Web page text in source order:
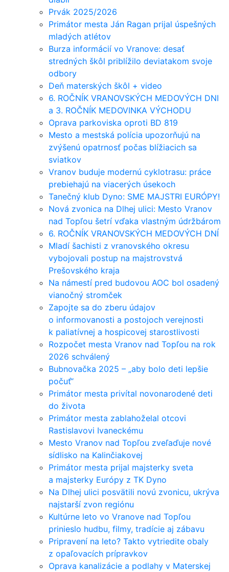
Prvák 2025/2026
Primátor mesta Ján Ragan prijal úspešných
mladých atlétov
Burza informácií vo Vranove: desať
stredných škôl priblížilo deviatakom svoje
odbory
Deň materských škôl + video
6. ROČNÍK VRANOVSKÝCH MEDOVÝCH DNI
a 3. ROČNÍK MEDOVINKA VÝCHODU
Oprava parkoviska oproti BD 819
Mesto a mestská polícia upozorňujú na
zvýšenú opatrnosť počas blížiacich sa
sviatkov
Vranov buduje modernú cyklotrasu: práce
prebiehajú na viacerých úsekoch
Tanečný klub Dyno: SME MAJSTRI EURÓPY!
Nová zvonica na Dlhej ulici: Mesto Vranov
nad Topľou šetrí vďaka vlastným údržbárom
6. ROČNÍK VRANOVSKÝCH MEDOVÝCH DNÍ
Mladí šachisti z vranovského okresu
vybojovali postup na majstrovstvá
Prešovského kraja
Na námestí pred budovou AOC bol osadený
vianočný stromček
Zapojte sa do zberu údajov
o informovanosti a postojoch verejnosti
k paliatívnej a hospicovej starostlivosti
Rozpočet mesta Vranov nad Topľou na rok
2026 schválený
Bubnovačka 2025 – „aby bolo deti lepšie
počuť“
Primátor mesta privítal novonarodené deti
do života
Primátor mesta zablahoželal otcovi
Rastislavovi Ivaneckému
Mesto Vranov nad Topľou zveľaďuje nové
sídlisko na Kalinčiakovej
Primátor mesta prijal majsterky sveta
a majsterky Európy z TK Dyno
Na Dlhej ulici posvätili novú zvonicu, ukrýva
najstarší zvon regiónu
Kultúrne leto vo Vranove nad Topľou
prinieslo hudbu, filmy, tradície aj zábavu
Pripravení na leto? Takto vytriedite obaly
z opaľovacích prípravkov
Oprava kanalizácie a podlahy v Materskej